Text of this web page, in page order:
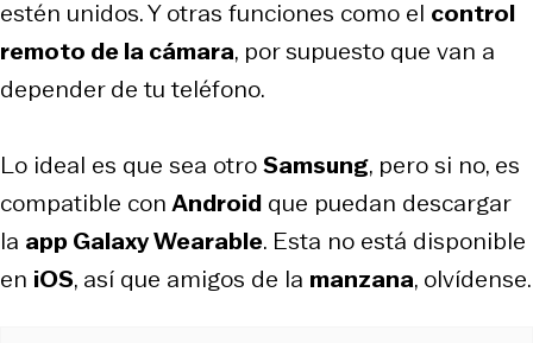
estén unidos. Y otras funciones como el control
remoto de la cámara, por supuesto que van a
depender de tu teléfono.
Lo ideal es que sea otroSamsung, pero si no, es
compatible conAndroid que puedan descargar
la app Galaxy Wearable. Esta no está disponible
en iOS, así que amigos de la manzana, olvídense.